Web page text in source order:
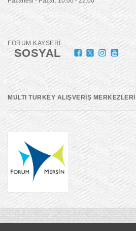
FORUM KAYSERİ
SOSYAL
MULTI TURKEY ALIŞVERİŞ MERKEZLERİ